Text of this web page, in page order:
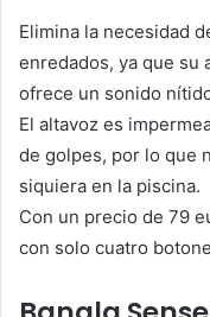
Elimina la necesidad
enredados, ya que su
ofrece un sonido
El altavoz es
de golpes, por lo que
siquiera en la piscina.
Con un precio de 79
con solo cuatro